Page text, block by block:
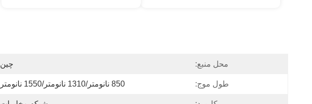
محل منبع: چین
طول موج: 850 نانومتر/1310 نانومتر/1550 نانومتر